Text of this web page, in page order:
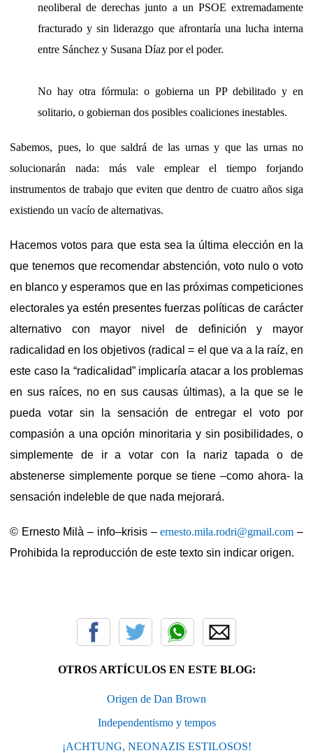
neoliberal de derechas junto a un PSOE extremadamente
fracturado y sin liderazgo que afrontaría una lucha interna
entre Sánchez y Susana Díaz por el poder.
No hay otra fórmula: o gobierna un PP debilitado y en
solitario, o gobiernan dos posibles coaliciones inestables.
Sabemos, pues, lo que saldrá de las urnas y que las urnas no
solucionarán nada: más vale emplear el tiempo forjando
instrumentos de trabajo que eviten que dentro de cuatro años siga
existiendo un vacío de alternativas.
Hacemos votos para que esta sea la última elección en la
que tenemos que recomendar abstención, voto nulo o voto
en blanco y esperamos que en las próximas competiciones
electorales ya estén presentes fuerzas políticas de carácter
alternativo con mayor nivel de definición y mayor
radicalidad en los objetivos (radical = el que va a la raíz, en
este caso la “radicalidad” implicaría atacar a los problemas
en sus raíces, no en sus causas últimas), a la que se le
pueda votar sin la sensación de entregar el voto por
compasión a una opción minoritaria y sin posibilidades, o
simplemente de ir a votar con la nariz tapada o de
abstenerse simplemente porque se tiene –como ahora- la
sensación indeleble de que nada mejorará.
© Ernesto Milà – info–krisis –ernesto.mila.rodri@gmail.com –
Prohibida la reproducción de este texto sin indicar origen.
OTROS ARTÍCULOS EN ESTE BLOG:
Origen de Dan Brown
Independentismo y tempos
¡ACHTUNG, NEONAZIS ESTILOSOS!